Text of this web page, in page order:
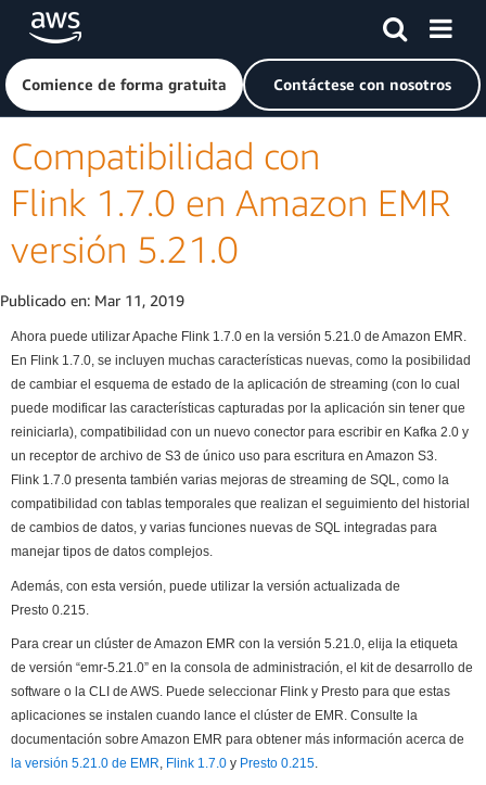
Saltar al contenido principal
Haga clic aquí para volver a la página de inicio de Amazon
Comience de forma gratuita Contáctese con nosotros
Compatibilidad con
Flink 1.7.0 en Amazon EMR
versión 5.21.0
Publicado en: Mar 11, 2019
Ahora puede utilizar Apache Flink 1.7.0 en la versión 5.21.0 de Amazon EMR.
En Flink 1.7.0, se incluyen muchas características nuevas, como la posibilidad
de cambiar el esquema de estado de la aplicación de streaming (con lo cual
puede modificar las características capturadas por la aplicación sin tener que
reiniciarla), compatibilidad con un nuevo conector para escribir en Kafka 2.0 y
un receptor de archivo de S3 de único uso para escritura en Amazon S3.
Flink 1.7.0 presenta también varias mejoras de streaming de SQL, como la
compatibilidad con tablas temporales que realizan el seguimiento del historial
de cambios de datos, y varias funciones nuevas de SQL integradas para
manejar tipos de datos complejos.
Además, con esta versión, puede utilizar la versión actualizada de
Presto 0.215.
Para crear un clúster de Amazon EMR con la versión 5.21.0, elija la etiqueta
de versión “emr-5.21.0” en la consola de administración, el kit de desarrollo de
software o la CLI de AWS. Puede seleccionar Flink y Presto para que estas
aplicaciones se instalen cuando lance el clúster de EMR. Consulte la
documentación sobre Amazon EMR para obtener más información acerca de
la versión 5.21.0 de EMR, Flink 1.7.0 y Presto 0.215.